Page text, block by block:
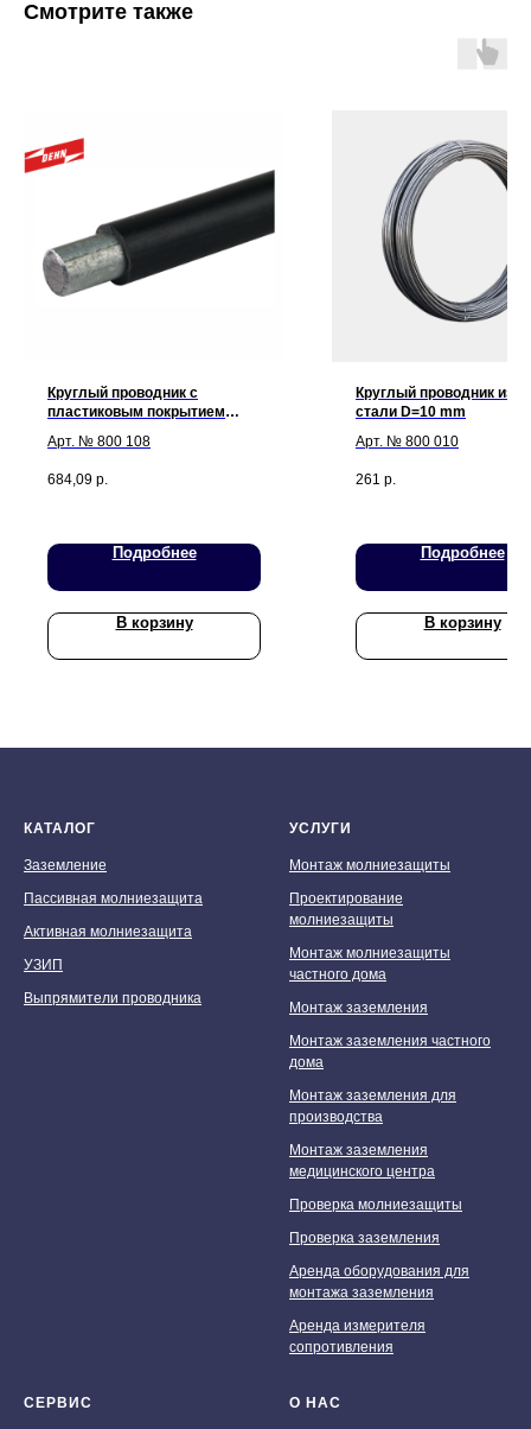
Смотрите также
Круглый проводник с
пластиковым покрытием
Арт. № 800 108
684,09 р.
Подробнее
В корзину
Круглый проводник из
стали D=10 mm
Арт. № 800 010
261 р.
Подробнее
В корзину
КАТАЛОГ
Заземление
Пассивная молниезащита
Активная молниезащита
УЗИП
Выпрямители проводника
УСЛУГИ
Монтаж молниезащиты
Проектирование
молниезащиты
Монтаж молниезащиты
частного дома
Монтаж заземления
Монтаж заземления частного
дома
Монтаж заземления для
производства
Монтаж заземления
медицинского центра
Проверка молниезащиты
Проверка заземления
Аренда оборудования для
монтажа заземления
Аренда измерителя
сопротивления
СЕРВИС О НАС
Мы принимаем к оплате: